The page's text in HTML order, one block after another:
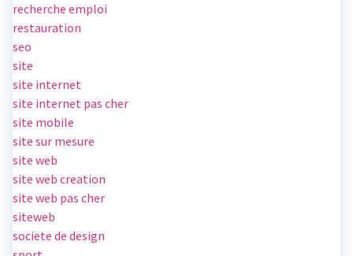
recherche emploi
restauration
seo
site
site internet
site internet pas cher
site mobile
site sur mesure
site web
site web creation
site web pas cher
siteweb
societe de design